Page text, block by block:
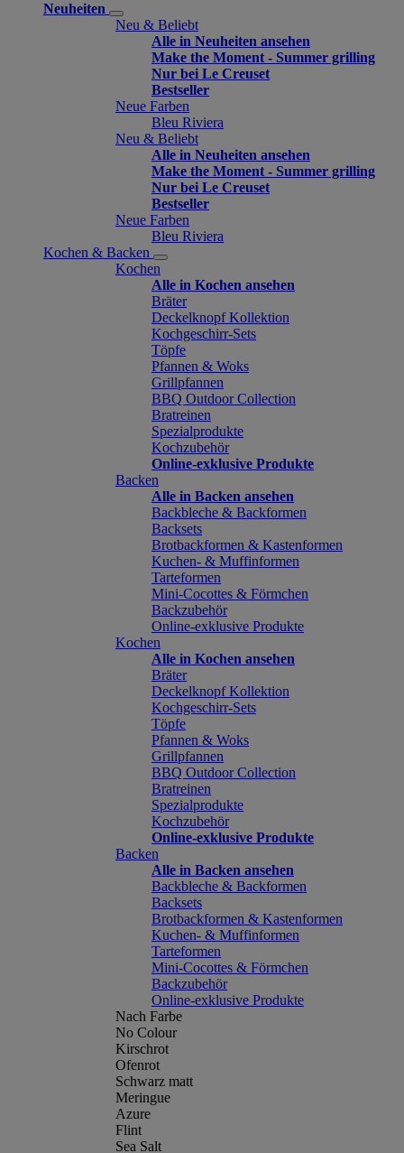
Neuheiten
Neu & Beliebt
Alle in Neuheiten ansehen
Make the Moment - Summer grilling
Nur bei Le Creuset
Bestseller
Neue Farben
Bleu Riviera
Neu & Beliebt
Alle in Neuheiten ansehen
Make the Moment - Summer grilling
Nur bei Le Creuset
Bestseller
Neue Farben
Bleu Riviera
Kochen & Backen
Kochen
Alle in Kochen ansehen
Bräter
Deckelknopf Kollektion
Kochgeschirr-Sets
Töpfe
Pfannen & Woks
Grillpfannen
BBQ Outdoor Collection
Bratreinen
Spezialprodukte
Kochzubehör
Online-exklusive Produkte
Backen
Alle in Backen ansehen
Backbleche & Backformen
Backsets
Brotbackformen & Kastenformen
Kuchen- & Muffinformen
Tarteformen
Mini-Cocottes & Förmchen
Backzubehör
Online-exklusive Produkte
Kochen
Alle in Kochen ansehen
Bräter
Deckelknopf Kollektion
Kochgeschirr-Sets
Töpfe
Pfannen & Woks
Grillpfannen
BBQ Outdoor Collection
Bratreinen
Spezialprodukte
Kochzubehör
Online-exklusive Produkte
Backen
Alle in Backen ansehen
Backbleche & Backformen
Backsets
Brotbackformen & Kastenformen
Kuchen- & Muffinformen
Tarteformen
Mini-Cocottes & Förmchen
Backzubehör
Online-exklusive Produkte
Nach Farbe
No Colour
Kirschrot
Ofenrot
Schwarz matt
Meringue
Azure
Flint
Sea Salt